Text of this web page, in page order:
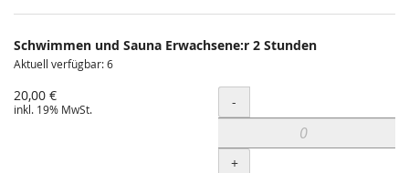
Schwimmen und Sauna Erwachsene:r 2 Stunden
Aktuell verfügbar: 6
20,00 €
inkl. 19% MwSt. Menge
-
+